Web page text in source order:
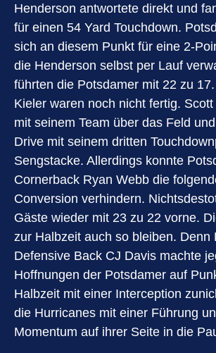
Henderson antwortete direkt und
für einen 54 Yard Touchdown.
sich an diesem Punkt für eine 2-
die Henderson selbst per Lauf
führten die Potsdamer mit 22 zu
Kieler waren noch nicht fertig.
mit seinem Team über das Feld
Drive mit seinem dritten
Sengstacke. Allerdings konnte
Cornerback Ryan Webb die
Conversion verhindern.
Gäste wieder mit 23 zu 22 vorne.
zur Halbzeit auch so bleiben. Denn
Defensive Back CJ Davis machte
Hoffnungen der Potsdamer auf
Halbzeit mit einer Interception
die Hurricanes mit einer Führung
Momentum auf ihrer Seite in die